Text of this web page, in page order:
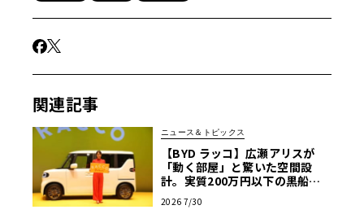
関連記事
ニュース＆トピックス
【BYD ラッコ】広瀬アリスが
「動く部屋」と驚いた空間設
計。実質200万円以下の黒船ス
2026 7/30